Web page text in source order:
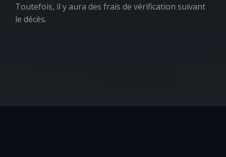
Toutefois, il y aura des frais de vérification suivant
le décès.